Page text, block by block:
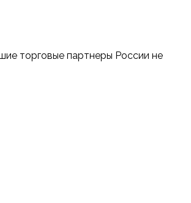
торговые партнеры России не